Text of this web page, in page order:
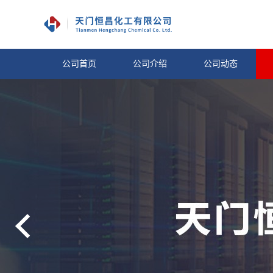
公司首页 公司介绍 公司动态